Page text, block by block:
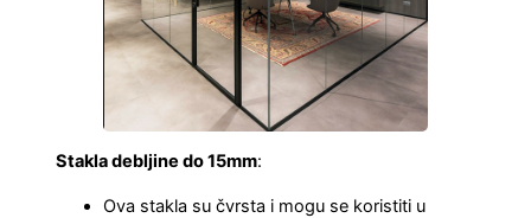
Stakla debljine do 15mm:
Ova stakla su čvrsta i mogu se koristiti u